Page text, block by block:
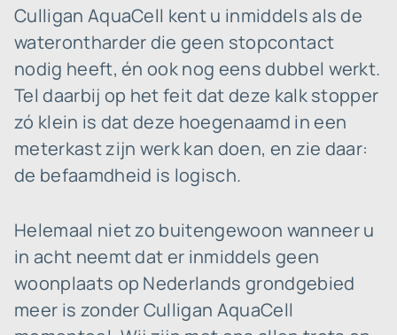
Culligan AquaCell kent u inmiddels als de
waterontharder die geen stopcontact
nodig heeft, én ook nog eens dubbel werkt.
Tel daarbij op het feit dat deze kalk stopper
zó klein is dat deze hoegenaamd in een
meterkast zijn werk kan doen, en zie daar:
de befaamdheid is logisch.
Helemaal niet zo buitengewoon wanneer u
in acht neemt dat er inmiddels geen
woonplaats op Nederlands grondgebied
meer is zonder Culligan AquaCell